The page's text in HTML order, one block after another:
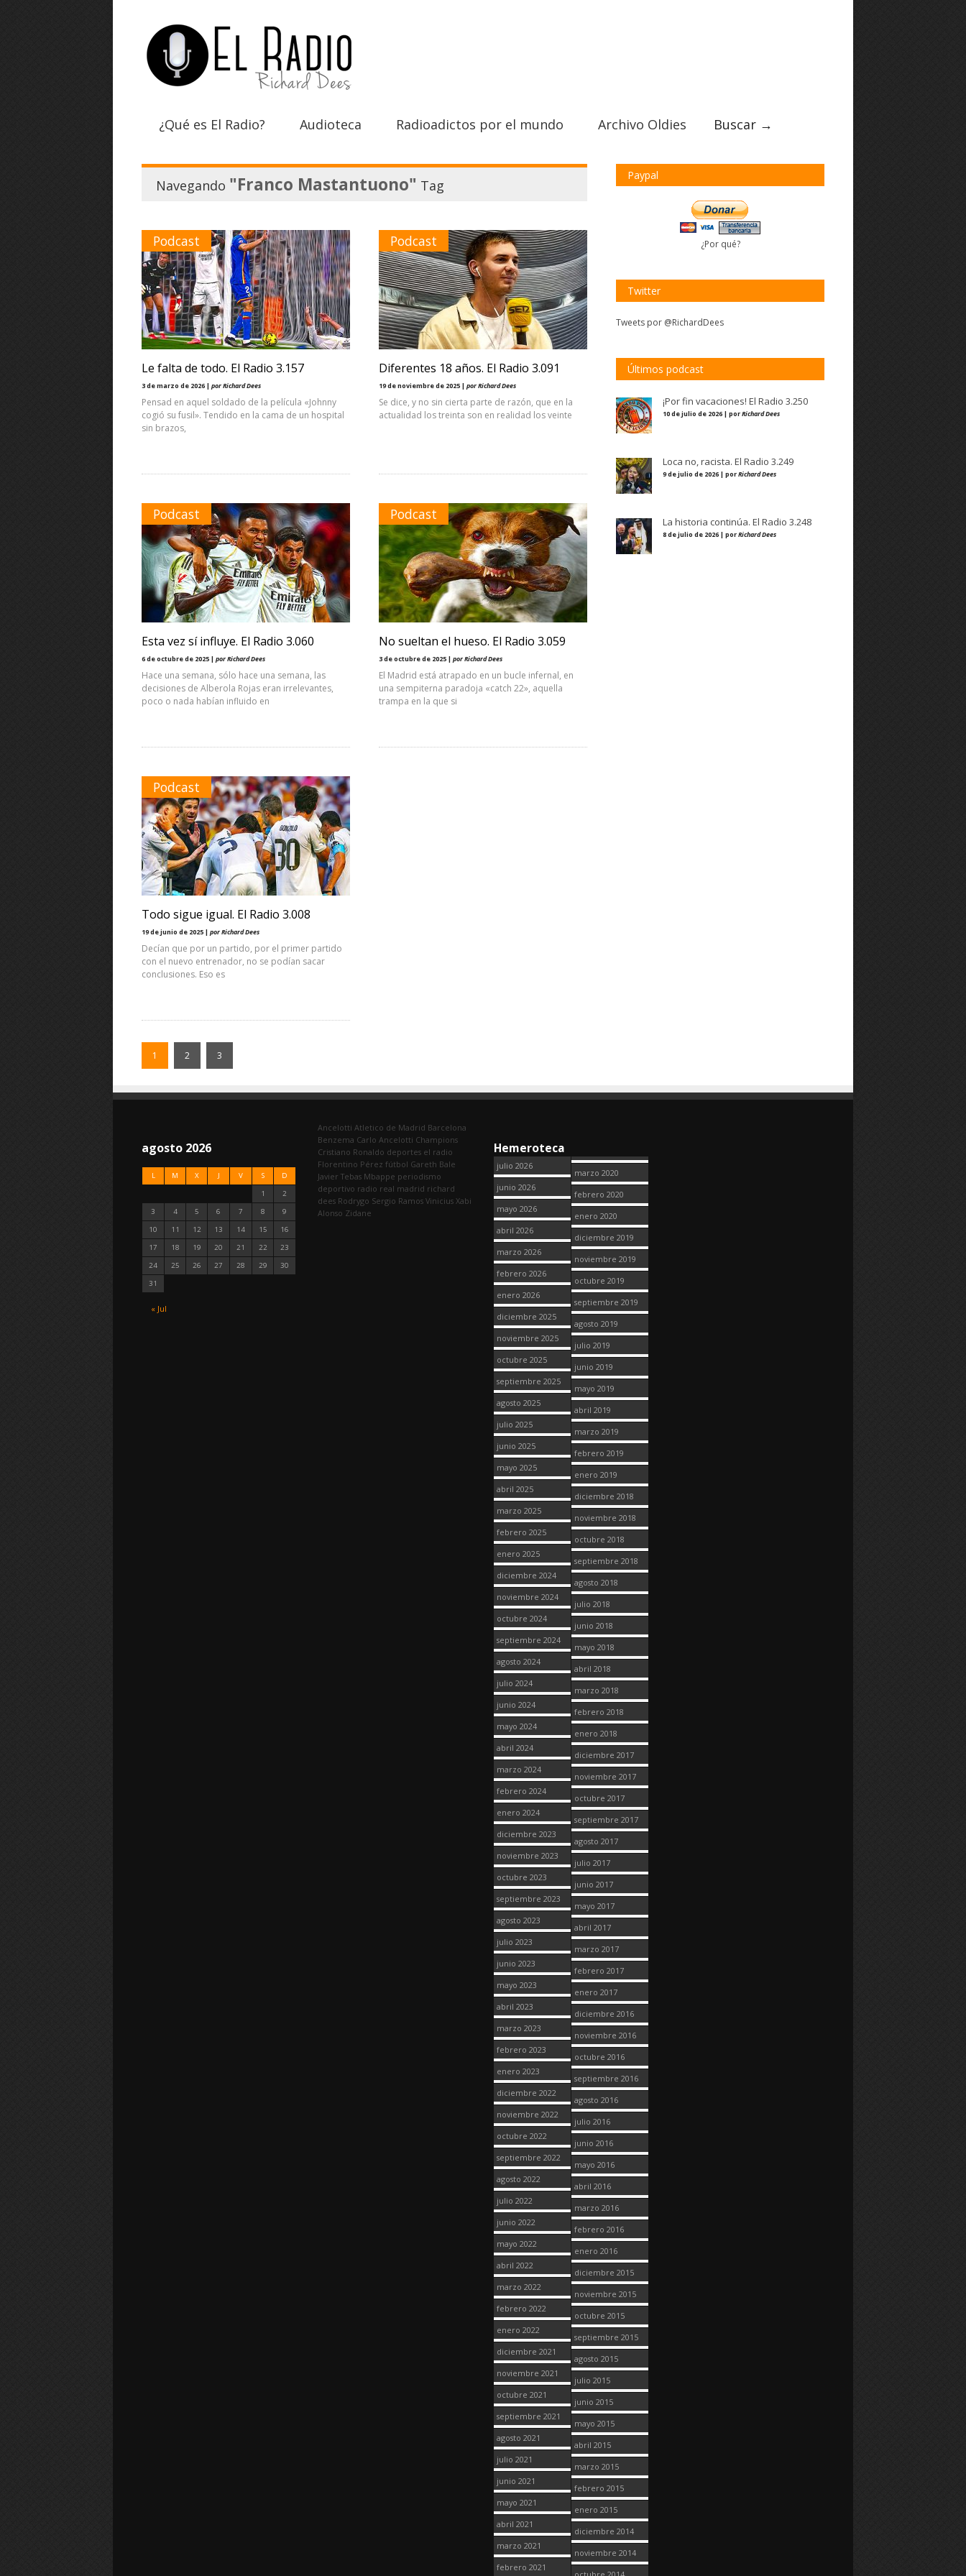
¿Qué es El Radio? Audioteca Radioadictos por el mundo Archivo Oldies Buscar →
Navegando "Franco Mastantuono" Tag
Podcast
Le falta de todo. El Radio 3.157
3 de marzo de 2026 | por Richard Dees
Pensad en aquel soldado de la película «Johnny
cogió su fusil». Tendido en la cama de un hospital
sin brazos,
Podcast
Diferentes 18 años. El Radio 3.091
19 de noviembre de 2025 | por Richard Dees
Se dice, y no sin cierta parte de razón, que en la
actualidad los treinta son en realidad los veinte
Podcast
Esta vez sí influye. El Radio 3.060
6 de octubre de 2025 | por Richard Dees
Hace una semana, sólo hace una semana, las
decisiones de Alberola Rojas eran irrelevantes,
poco o nada habían influido en
Podcast
No sueltan el hueso. El Radio 3.059
3 de octubre de 2025 | por Richard Dees
El Madrid está atrapado en un bucle infernal, en
una sempiterna paradoja «catch 22», aquella
trampa en la que si
Podcast
Todo sigue igual. El Radio 3.008
19 de junio de 2025 | por Richard Dees
Decían que por un partido, por el primer partido
con el nuevo entrenador, no se podían sacar
conclusiones. Eso es
1 2 3
Paypal
¿Por qué?
Twitter
Tweets por @RichardDees
Últimos podcast
¡Por fin vacaciones! El Radio 3.250
10 de julio de 2026 | porRichard Dees
Loca no, racista. El Radio 3.249
9 de julio de 2026 | porRichard Dees
La historia continúa. El Radio 3.248
8 de julio de 2026 | porRichard Dees
agosto 2026
L M X J V S D
« Jul
1
2
3
4 5 6 7 8
9
10
11 12 13 14 15
16
17
18 19 20 21 22
23
24
25 26 27 28 29
30
31
Ancelotti Atletico de Madrid Barcelona
Benzema Carlo Ancelotti Champions
Cristiano Ronaldo deportes el radio
Florentino Pérez fútbol Gareth Bale
Javier Tebas Mbappe periodismo
deportivo radio real madrid richard
dees Rodrygo Sergio Ramos Vinicius Xabi
Alonso Zidane
Hemeroteca
julio 2026
junio 2026
mayo 2026
abril 2026
marzo 2026
febrero 2026
enero 2026
diciembre 2025
noviembre 2025
octubre 2025
septiembre 2025
agosto 2025
julio 2025
junio 2025
mayo 2025
abril 2025
marzo 2025
febrero 2025
enero 2025
diciembre 2024
noviembre 2024
octubre 2024
septiembre 2024
agosto 2024
julio 2024
junio 2024
mayo 2024
abril 2024
marzo 2024
febrero 2024
enero 2024
diciembre 2023
noviembre 2023
octubre 2023
septiembre 2023
agosto 2023
julio 2023
junio 2023
mayo 2023
abril 2023
marzo 2023
febrero 2023
enero 2023
diciembre 2022
noviembre 2022
octubre 2022
septiembre 2022
agosto 2022
julio 2022
junio 2022
mayo 2022
abril 2022
marzo 2022
febrero 2022
enero 2022
diciembre 2021
noviembre 2021
octubre 2021
septiembre 2021
agosto 2021
julio 2021
junio 2021
mayo 2021
abril 2021
marzo 2021
febrero 2021
marzo 2020
febrero 2020
enero 2020
diciembre 2019
noviembre 2019
octubre 2019
septiembre 2019
agosto 2019
julio 2019
junio 2019
mayo 2019
abril 2019
marzo 2019
febrero 2019
enero 2019
diciembre 2018
noviembre 2018
octubre 2018
septiembre 2018
agosto 2018
julio 2018
junio 2018
mayo 2018
abril 2018
marzo 2018
febrero 2018
enero 2018
diciembre 2017
noviembre 2017
octubre 2017
septiembre 2017
agosto 2017
julio 2017
junio 2017
mayo 2017
abril 2017
marzo 2017
febrero 2017
enero 2017
diciembre 2016
noviembre 2016
octubre 2016
septiembre 2016
agosto 2016
julio 2016
junio 2016
mayo 2016
abril 2016
marzo 2016
febrero 2016
enero 2016
diciembre 2015
noviembre 2015
octubre 2015
septiembre 2015
agosto 2015
julio 2015
junio 2015
mayo 2015
abril 2015
marzo 2015
febrero 2015
enero 2015
diciembre 2014
noviembre 2014